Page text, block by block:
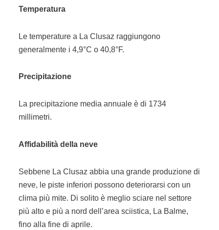
Temperatura
Le temperature a La Clusaz raggiungono
generalmente i 4,9°C o 40,8°F.
Precipitazione
La precipitazione media annuale è di 1734
millimetri.
Affidabilità della neve
Sebbene La Clusaz abbia una grande produzione di
neve, le piste inferiori possono deteriorarsi con un
clima più mite. Di solito è meglio sciare nel settore
più alto e più a nord dell’area sciistica, La Balme,
fino alla fine di aprile.